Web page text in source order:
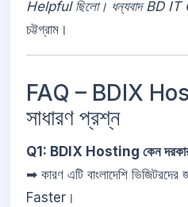
Helpful ছিলো। ধন্যবাদ BD IT
চট্টগ্রাম।
FAQ – BDIX
সাধারণ প্রশ্ন
Q1: BDIX Hosting কেন
➡ কারণ এটি বাংলাদেশি
Faster।